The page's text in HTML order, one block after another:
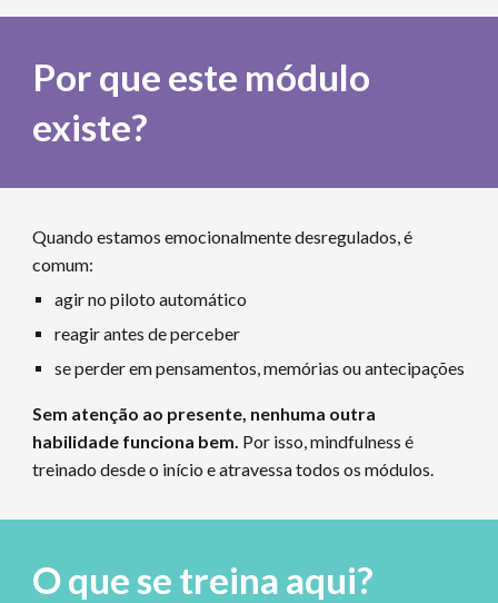
Por que este módulo
existe?
Quando estamos emocionalmente desregulados, é
comum:
agir no piloto automático
reagir antes de perceber
se perder em pensamentos, memórias ou antecipações
Sem atenção ao presente, nenhuma outra
habilidade funciona bem. Por isso, mindfulness é
treinado desde o início e atravessa todos os módulos.
O que se treina aqui?